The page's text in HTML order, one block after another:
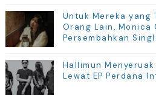
Untuk Mereka yang
Orang Lain, Monica
Persembahkan
Hallimun
Lewat EP Perdana